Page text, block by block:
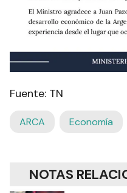
Fuente: TN
ARCA Economía
NOTAS